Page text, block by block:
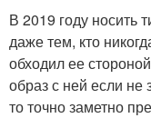
В 2019 году носить
даже тем, кто
обходил ее
образ с ней если не
то точно заметно